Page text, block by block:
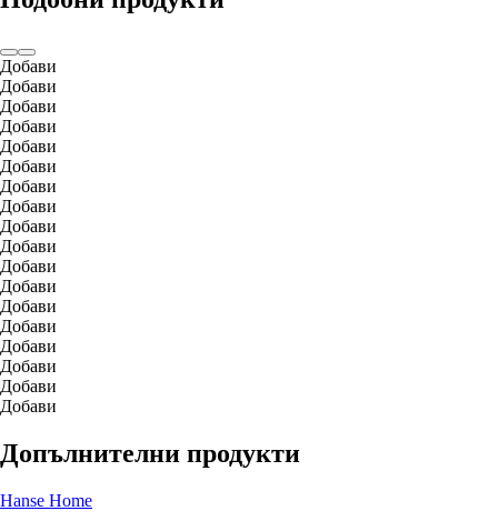
Добави
Добави
Добави
Добави
Добави
Добави
Добави
Добави
Добави
Добави
Добави
Добави
Добави
Добави
Добави
Добави
Добави
Добави
Допълнителни продукти
Hanse Home